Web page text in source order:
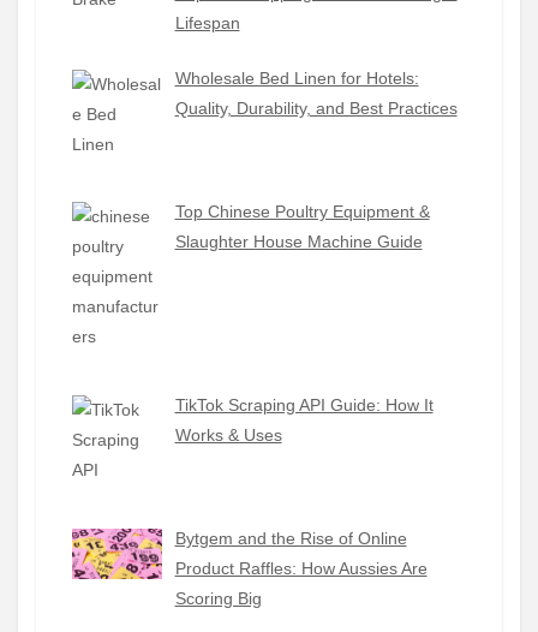
Lifespan
Wholesale Bed Linen for Hotels:
Quality, Durability, and Best Practices
Top Chinese Poultry Equipment &
Slaughter House Machine Guide
TikTok Scraping API Guide: How It
Works & Uses
Bytgem and the Rise of Online
Product Raffles: How Aussies Are
Scoring Big